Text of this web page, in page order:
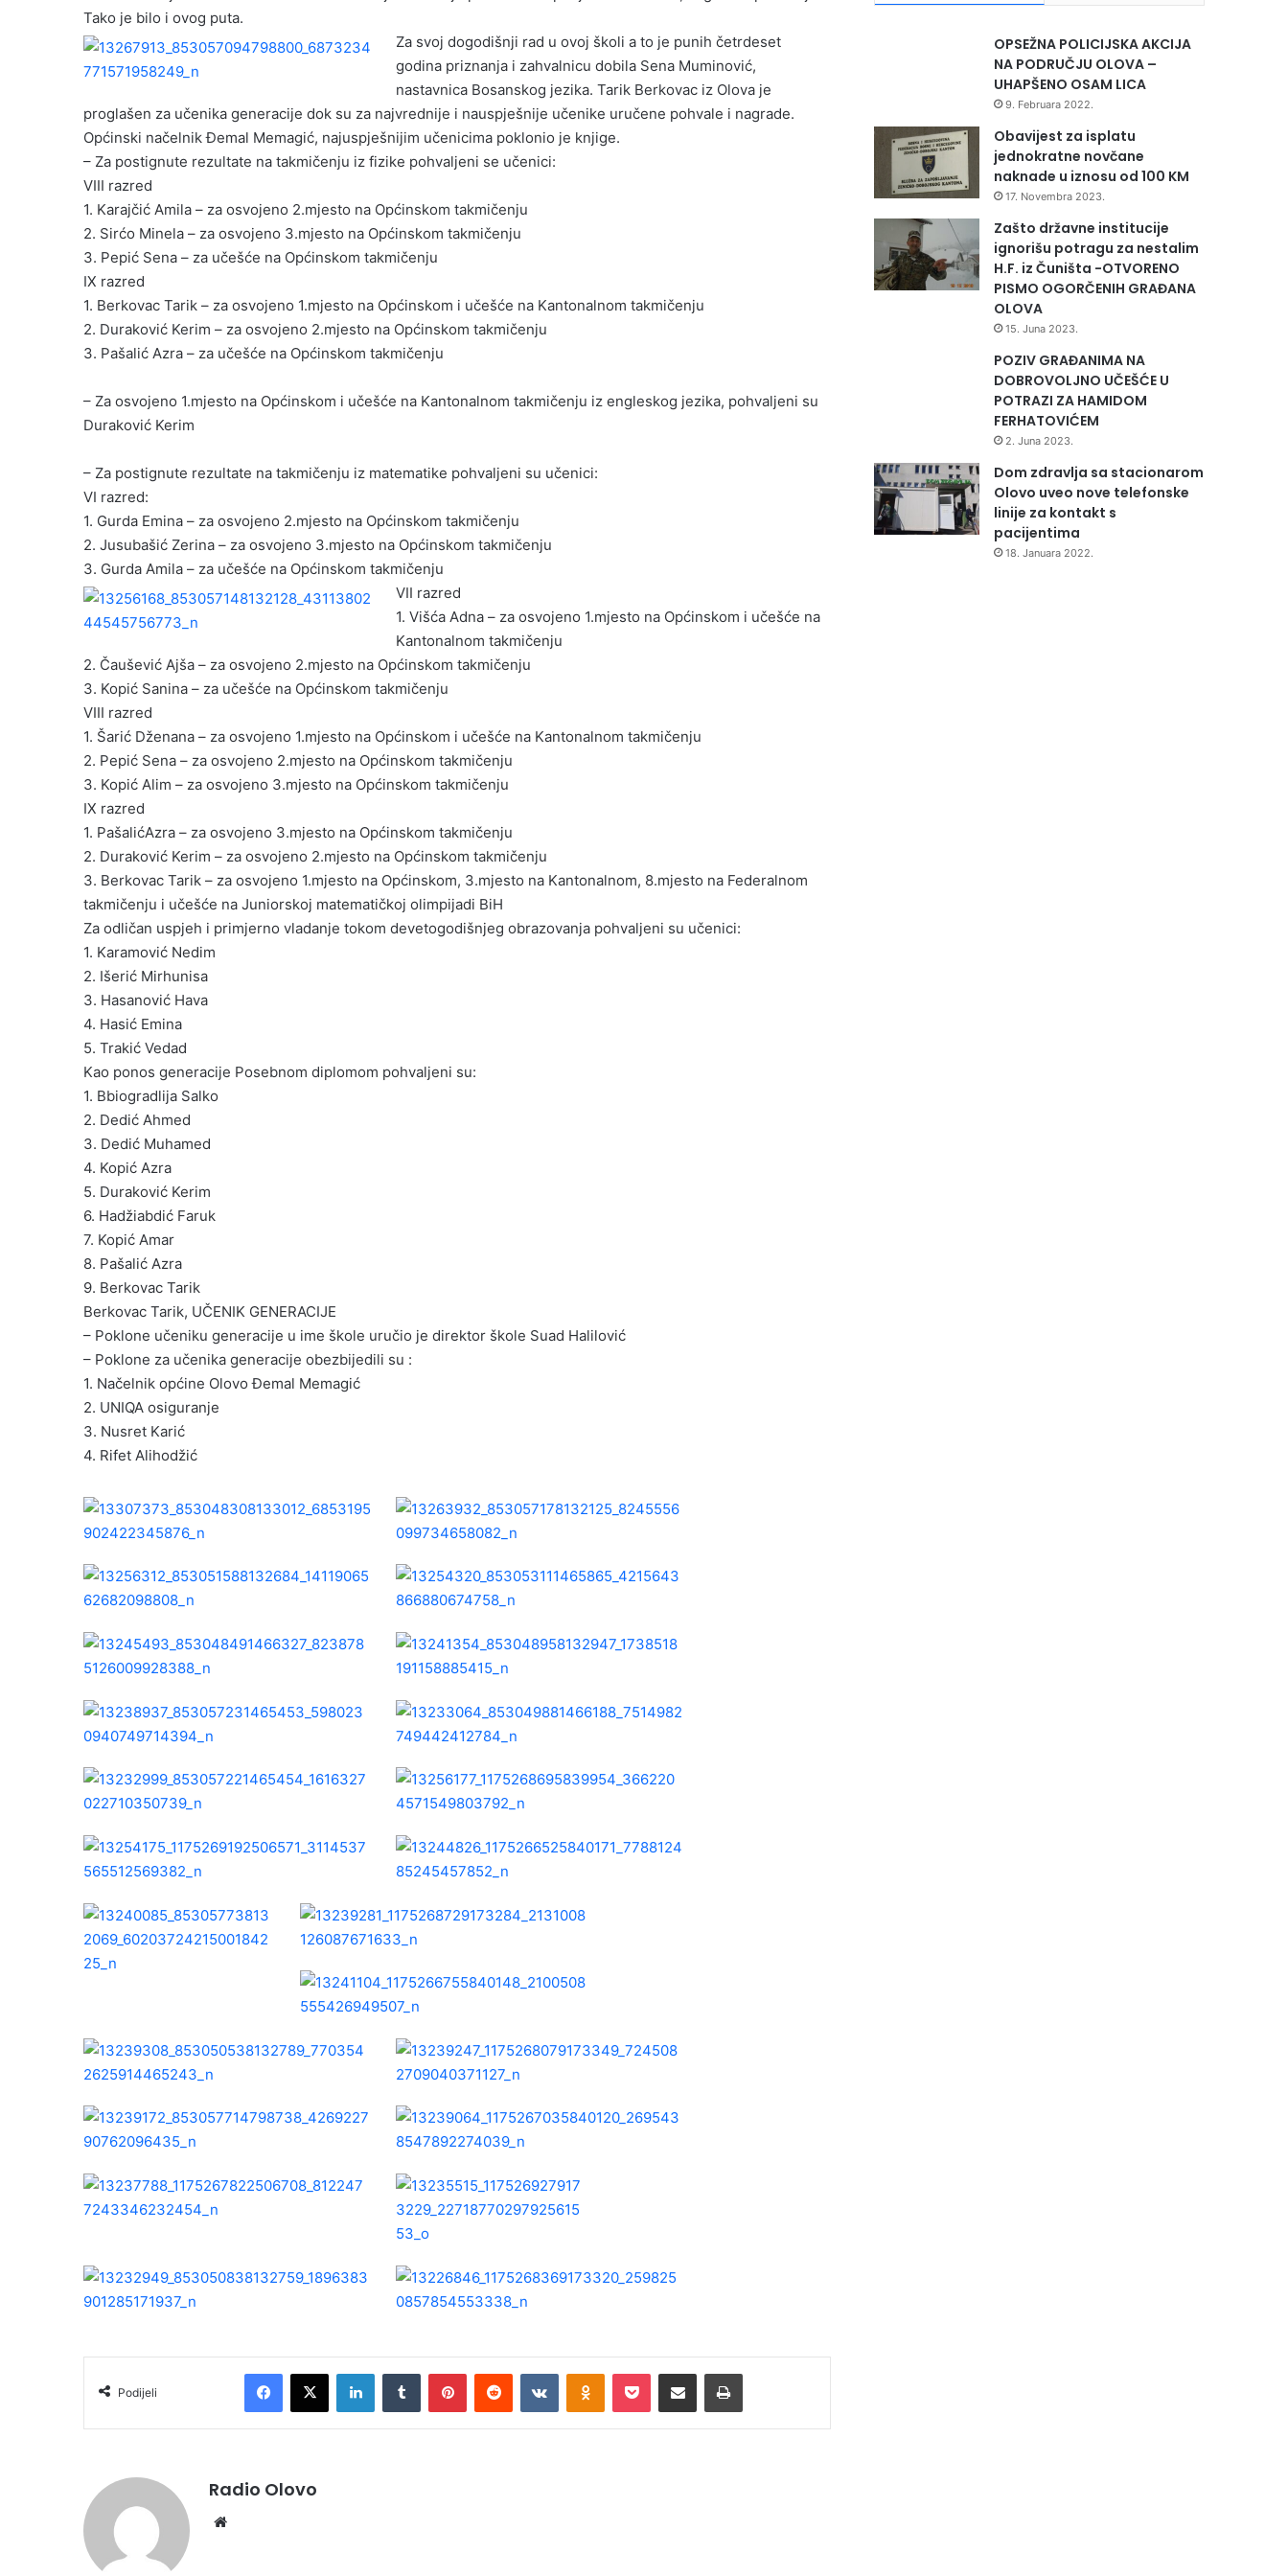
Tako je bilo i ovog puta.
Za svoj dogodišnji rad u ovoj školi a to je punih četrdeset
godina priznanja i zahvalnicu dobila Sena Muminović,
nastavnica Bosanskog jezika. Tarik Berkovac iz Olova je
proglašen za učenika generacije dok su za najvrednije i nauspješnije učenike uručene pohvale i nagrade.
Općinski načelnik Đemal Memagić, najuspješnijim učenicima poklonio je knjige.
– Za postignute rezultate na takmičenju iz fizike pohvaljeni se učenici:
VIII razred
1. Karajčić Amila – za osvojeno 2.mjesto na Općinskom takmičenju
2. Sirćo Minela – za osvojeno 3.mjesto na Općinskom takmičenju
3. Pepić Sena – za učešće na Općinskom takmičenju
IX razred
1. Berkovac Tarik – za osvojeno 1.mjesto na Općinskom i učešće na Kantonalnom takmičenju
2. Duraković Kerim – za osvojeno 2.mjesto na Općinskom takmičenju
3. Pašalić Azra – za učešće na Općinskom takmičenju
– Za osvojeno 1.mjesto na Općinskom i učešće na Kantonalnom takmičenju iz engleskog jezika, pohvaljeni su
Duraković Kerim
– Za postignute rezultate na takmičenju iz matematike pohvaljeni su učenici:
VI razred:
1. Gurda Emina – za osvojeno 2.mjesto na Općinskom takmičenju
2. Jusubašić Zerina – za osvojeno 3.mjesto na Općinskom takmičenju
3. Gurda Amila – za učešće na Općinskom takmičenju
VII razred
1. Višća Adna – za osvojeno 1.mjesto na Općinskom i učešće na
Kantonalnom takmičenju
2. Čaušević Ajša – za osvojeno 2.mjesto na Općinskom takmičenju
3. Kopić Sanina – za učešće na Općinskom takmičenju
VIII razred
1. Šarić Dženana – za osvojeno 1.mjesto na Općinskom i učešće na Kantonalnom takmičenju
2. Pepić Sena – za osvojeno 2.mjesto na Općinskom takmičenju
3. Kopić Alim – za osvojeno 3.mjesto na Općinskom takmičenju
IX razred
1. PašalićAzra – za osvojeno 3.mjesto na Općinskom takmičenju
2. Duraković Kerim – za osvojeno 2.mjesto na Općinskom takmičenju
3. Berkovac Tarik – za osvojeno 1.mjesto na Općinskom, 3.mjesto na Kantonalnom, 8.mjesto na Federalnom
takmičenju i učešće na Juniorskoj matematičkoj olimpijadi BiH
Za odličan uspjeh i primjerno vladanje tokom devetogodišnjeg obrazovanja pohvaljeni su učenici:
1. Karamović Nedim
2. Išerić Mirhunisa
3. Hasanović Hava
4. Hasić Emina
5. Trakić Vedad
Kao ponos generacije Posebnom diplomom pohvaljeni su:
1. Bbiogradlija Salko
2. Dedić Ahmed
3. Dedić Muhamed
4. Kopić Azra
5. Duraković Kerim
6. Hadžiabdić Faruk
7. Kopić Amar
8. Pašalić Azra
9. Berkovac Tarik
Berkovac Tarik, UČENIK GENERACIJE
– Poklone učeniku generacije u ime škole uručio je direktor škole Suad Halilović
– Poklone za učenika generacije obezbijedili su :
1. Načelnik općine Olovo Đemal Memagić
2. UNIQA osiguranje
3. Nusret Karić
4. Rifet Alihodžić
Podijeli
Radio Olovo
OPSEŽNA POLICIJSKA AKCIJA
NA PODRUČJU OLOVA –
UHAPŠENO OSAM LICA
9. Februara 2022.
Obavijest za isplatu
jednokratne novčane
naknade u iznosu od 100 KM
17. Novembra 2023.
Zašto državne institucije
ignorišu potragu za nestalim
H.F. iz Čuništa -OTVORENO
PISMO OGORČENIH GRAĐANA
OLOVA
15. Juna 2023.
POZIV GRAĐANIMA NA
DOBROVOLJNO UČEŠĆE U
POTRAZI ZA HAMIDOM
FERHATOVIĆEM
2. Juna 2023.
Dom zdravlja sa stacionarom
Olovo uveo nove telefonske
linije za kontakt s
pacijentima
18. Januara 2022.